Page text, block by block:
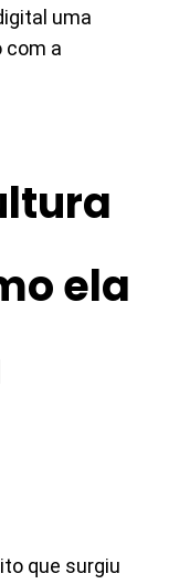
uma
com a
ela
que surgiu